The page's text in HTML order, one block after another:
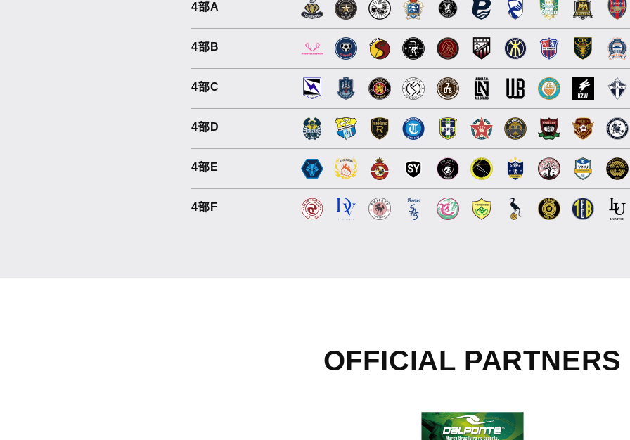
4部A
4部B
4部C
4部D
4部E
4部F
OFFICIAL PARTNERS